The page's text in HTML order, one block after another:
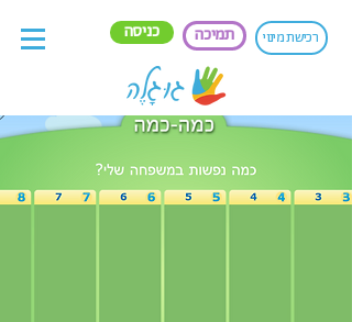
תמיכה רכישת מינוי כניסה